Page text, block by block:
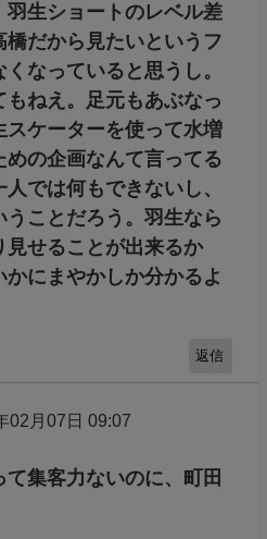
羽生ショートのレベル差
だから見たいというフ
なっていると思うし。
ねえ。足元もあぶなっ
ケーターを使って水増
めの企画なんて言ってる
では何もできないし、
ことだろう。羽生なら
せることが出来るか
にまやかしか分かるよ
返信
02月07日 09:07
集客力ないのに、町田